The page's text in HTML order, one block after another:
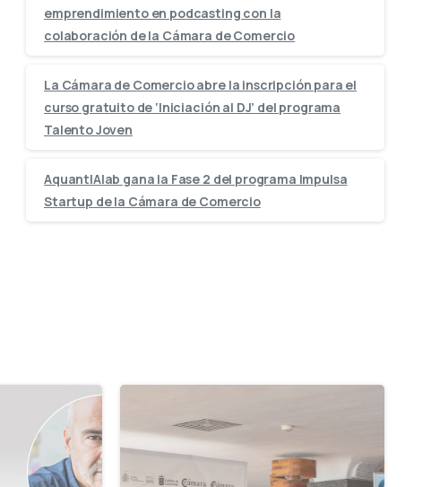
emprendimiento en podcasting con la
colaboración de la Cámara de Comercio
La Cámara de Comercio abre la inscripción para el
curso gratuito de ‘Iniciación al DJ’ del programa
Talento Joven
AquantIAlab gana la Fase 2 del programa Impulsa
Startup de la Cámara de Comercio